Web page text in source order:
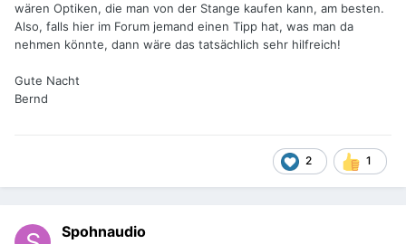
wären Optiken, die man von der Stange kaufen kann, am besten.
Also, falls hier im Forum jemand einen Tipp hat, was man da
nehmen könnte, dann wäre das tatsächlich sehr hilfreich!
Gute Nacht
Bernd
2 1
Spohnaudio